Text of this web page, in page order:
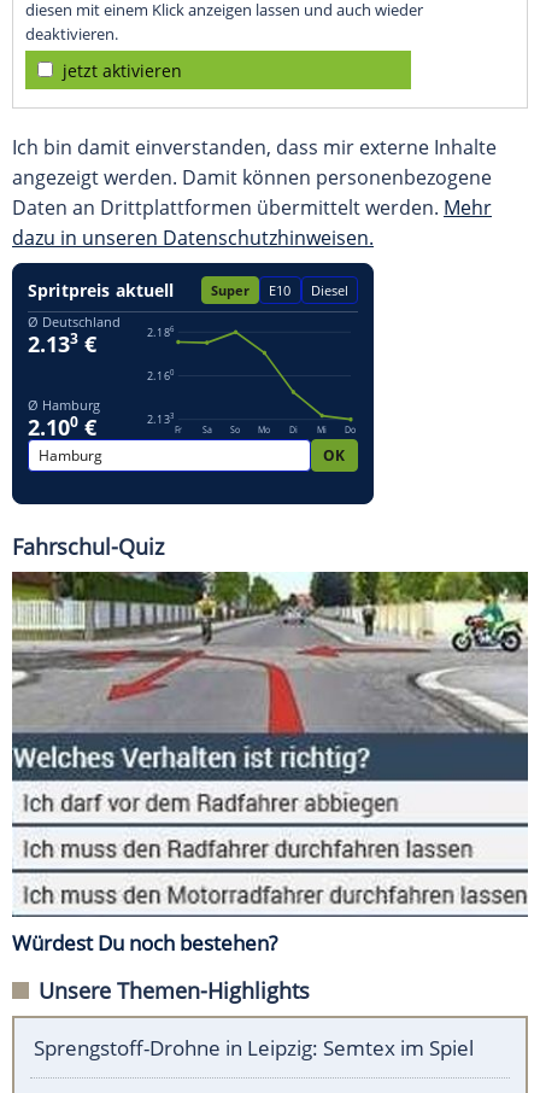
diesen mit einem Klick anzeigen lassen und auch wieder
deaktivieren.
jetzt aktivieren
Ich bin damit einverstanden, dass mir externe Inhalte
angezeigt werden. Damit können personenbezogene
Daten an Drittplattformen übermittelt werden. Mehr
dazu in unseren Datenschutzhinweisen.
Fahrschul-Quiz
Würdest Du noch bestehen?
Unsere Themen-Highlights
Sprengstoff-Drohne in Leipzig: Semtex im Spiel